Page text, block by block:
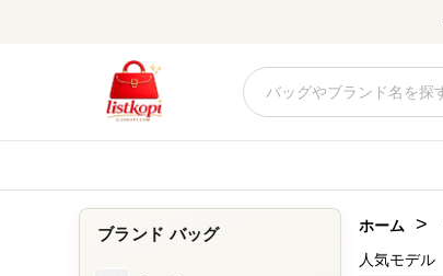
ブランド バッグ ホーム >
人気モデル